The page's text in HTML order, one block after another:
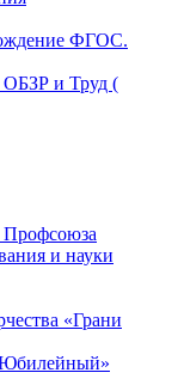
ФГОС.
ОБЗР и Труд (
и науки
«Грани